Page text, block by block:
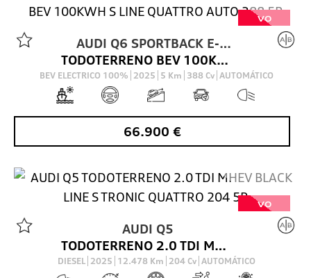
VO
AUDI Q6 SPORTBACK E-
TRON
TODOTERRENO BEV 100KWH S LINE QUATTRO AUTO 388 5P
BEV ELECTRICO 100% 2025 5 Km 388 Cv AUTOMÁTICO
66.900 €
VO
AUDI Q5
TODOTERRENO 2.0 TDI MHEV BLACK LINE S TRONIC QUATTRO 204 5P
DIESEL 2025 12.478 Km 204 Cv AUTOMÁTICO